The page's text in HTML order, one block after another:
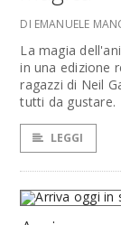
DI EMANUELE
La magia
in una edizione
ragazzi di Neil
tutti da gustare.
LEGGI